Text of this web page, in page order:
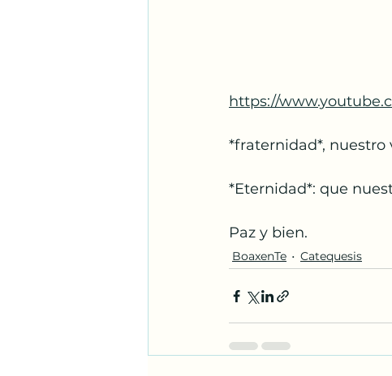
https://
*fraternidad*,
*Eternidad*: que
Paz y bien.
BoaxenTe Catequesis